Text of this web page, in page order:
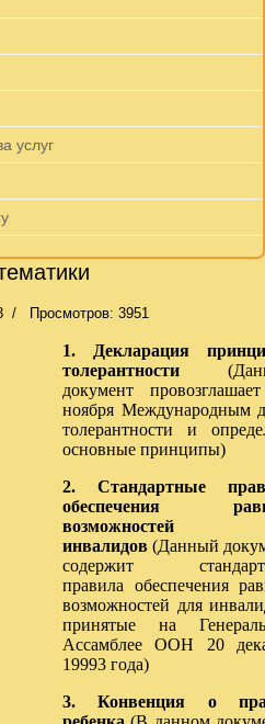
услуг
Просмотров: 3951
1. Декларация
толерантности
документ
ноября Международным
толерантности и
основные принципы)
2. Стандартные
обеспечения
возможностей
инвалидов (Данный
содержит
правила обеспечения
возможностей для
принятые на
Ассамблее ООН 20
19993 года)
3. Конвенция о